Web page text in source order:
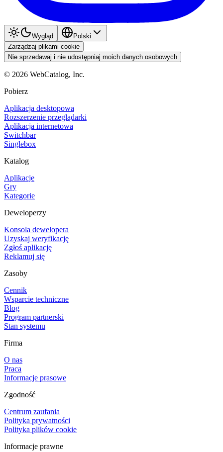
Wygląd
Polski
Zarządzaj plikami cookie
Nie sprzedawaj i nie udostępniaj moich danych osobowych
© 2026 WebCatalog, Inc.
Pobierz
Aplikacja desktopowa
Rozszerzenie przeglądarki
Aplikacja internetowa
Switchbar
Singlebox
Katalog
Aplikacje
Gry
Kategorie
Deweloperzy
Konsola dewelopera
Uzyskaj weryfikację
Zgłoś aplikację
Reklamuj się
Zasoby
Cennik
Wsparcie techniczne
Blog
Program partnerski
Stan systemu
Firma
O nas
Praca
Informacje prasowe
Zgodność
Centrum zaufania
Polityka prywatności
Polityka plików cookie
Informacje prawne